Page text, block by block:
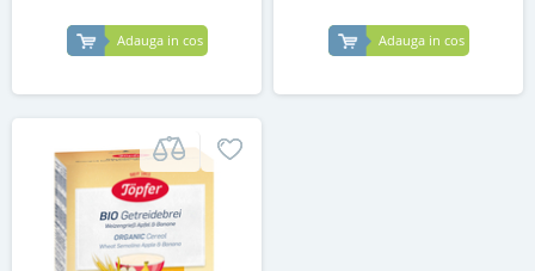
Adauga in cos Adauga in cos